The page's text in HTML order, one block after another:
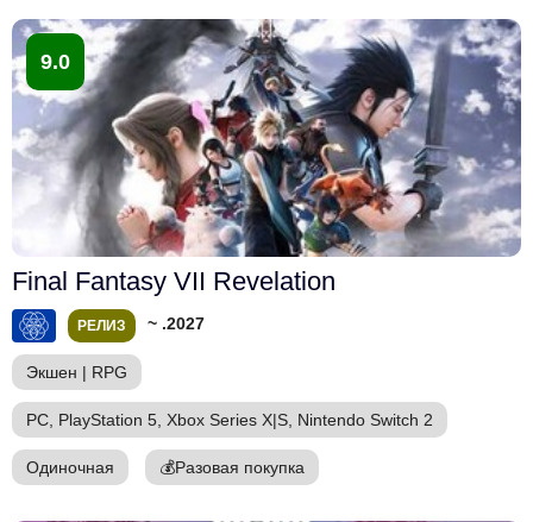
9.0
Final Fantasy VII Revelation
РЕЛИЗ ~ .2027
Экшен | RPG
PC, PlayStation 5, Xbox Series X|S, Nintendo Switch 2
Одиночная 💰Разовая покупка